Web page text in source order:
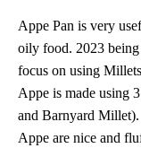
Appe Pan is very
oily food. 2023
focus on using
Appe is made using 3
and Barnyard Millet).
Appe are nice and